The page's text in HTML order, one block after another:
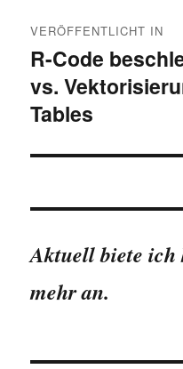
VERÖFFENTLICHT IN
R-Code
vs.
Tables
Aktuell biete ich
mehr an.